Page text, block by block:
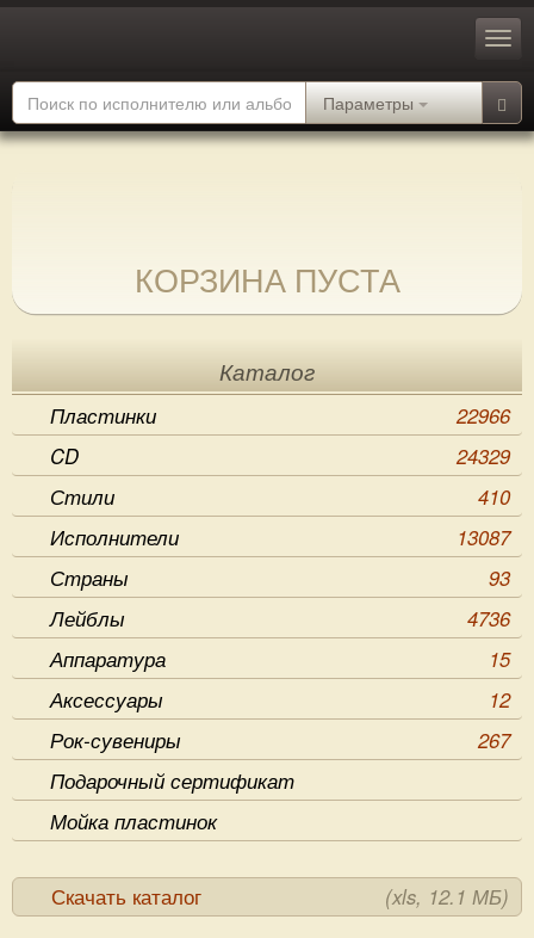
Параметры
КОРЗИНА ПУСТА
Каталог
Пластинки
22966
CD
24329
Стили
410
Исполнители
13087
Страны
93
Лейблы
4736
Аппаратура
15
Аксессуары
12
Рок-сувениры
267
Подарочный сертификат
Мойка пластинок
Скачать каталог (xls, 12.1 МБ)